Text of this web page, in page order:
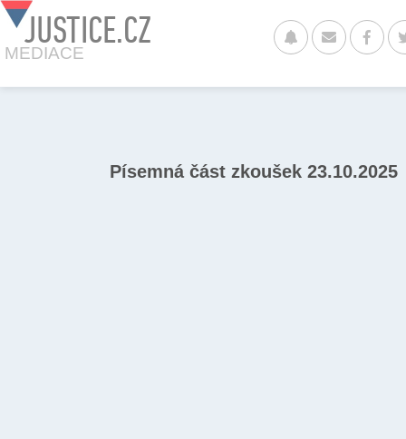
JUSTICE.CZ
MEDIACE
Písemná část zkoušek 23.10.2025